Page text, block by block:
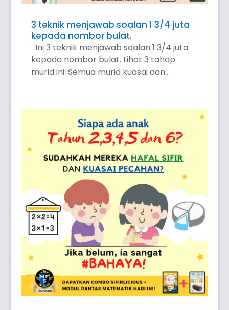
3 teknik menjawab soalan 1 3/4 juta
kepada nombor bulat.
Ini 3 teknik menjawab soalan 1 3/4 juta
kepada nombor bulat. Lihat 3 tahap
murid ini. Semua murid kuasai dan...